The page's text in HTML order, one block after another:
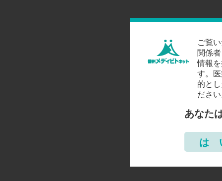
ご覧
関係
情報
す。
的と
ださ
あなた
は